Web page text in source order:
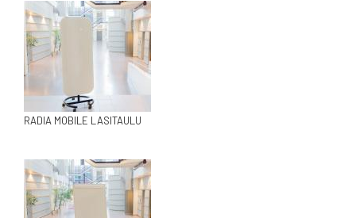
RADIA MOBILE LASITAULU